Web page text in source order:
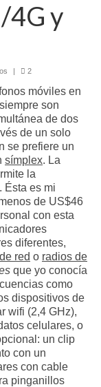
4G y
| 2
móviles en
son
de dos
de un solo
se prefiere un
símplex. La
la
Ésta es mi
de US$46
con esta
diferentes,
red o radios de
que yo conocía
como
dispositivos de
wifi (2,4 GHz),
celulares, o
un clip
con un
con cable
pinganillos